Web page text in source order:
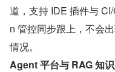
道，支持 IDE 插件与
n 管控同步跟上，不会
情况。
Agent 平台与 RAG 知识